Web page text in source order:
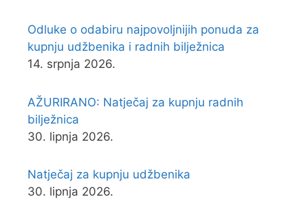
Odluke o odabiru najpovoljnijih ponuda za
kupnju udžbenika i radnih bilježnica
14. srpnja 2026.
AŽURIRANO: Natječaj za kupnju radnih
bilježnica
30. lipnja 2026.
Natječaj za kupnju udžbenika
30. lipnja 2026.